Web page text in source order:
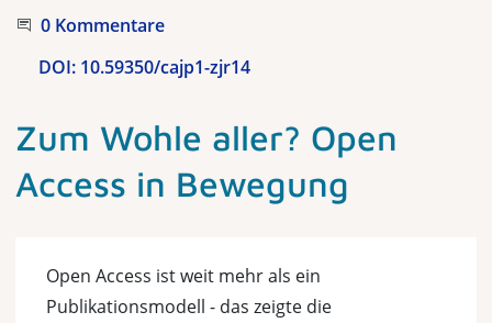
Beginnen Sie die Unterhaltung
0 Kommentare
DOI: 10.59350/cajp1-zjr14
Zum Wohle aller? Open
Access in Bewegung
Open Access ist weit mehr als ein
Publikationsmodell - das zeigte die